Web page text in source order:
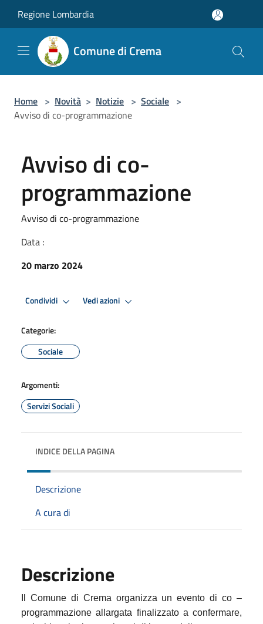
Regione Lombardia
Comune di Crema
Home > Novità > Notizie > Sociale >
Avviso di co-programmazione
Avviso di co-
programmazione
Avviso di co-programmazione
Data :
20 marzo 2024
Condividi Vedi azioni
Categorie:
Sociale
Argomenti:
Servizi Sociali
INDICE DELLA PAGINA
Descrizione
A cura di
Descrizione
Il Comune di Crema organizza un evento di co –
programmazione allargata finalizzato a confermare,